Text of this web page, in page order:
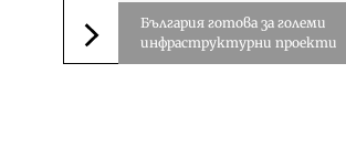
Следваща новина
България готова за големи
инфраструктурни проекти